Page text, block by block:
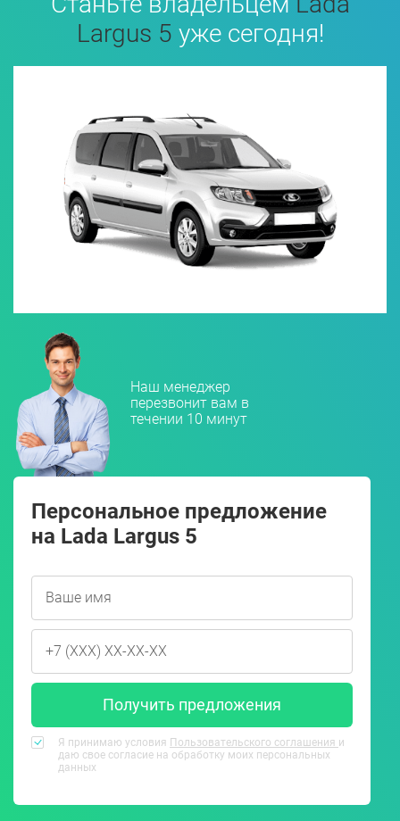
Largus 5 уже сегодня!
Наш менеджер
перезвонит вам в
течении 10 минут
Персональное предложение
на Lada Largus 5
Получить предложения
Я принимаю условия Пользовательского соглашения и
даю свое согласие на обработку моих персональных
данных